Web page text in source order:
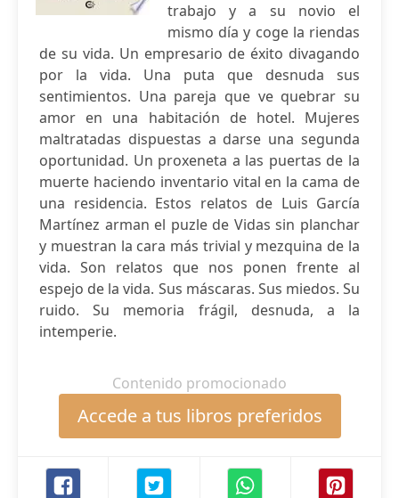
trabajo y a su novio el
mismo día y coge la riendas
de su vida. Un empresario de éxito divagando
por la vida. Una puta que desnuda sus
sentimientos. Una pareja que ve quebrar su
amor en una habitación de hotel. Mujeres
maltratadas dispuestas a darse una segunda
oportunidad. Un proxeneta a las puertas de la
muerte haciendo inventario vital en la cama de
una residencia. Estos relatos de Luis García
Martínez arman el puzle de Vidas sin planchar
y muestran la cara más trivial y mezquina de la
vida. Son relatos que nos ponen frente al
espejo de la vida. Sus máscaras. Sus miedos. Su
ruido. Su memoria frágil, desnuda, a la
intemperie.
Contenido promocionado
Accede a tus libros preferidos